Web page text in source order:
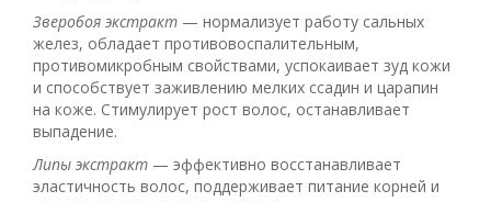
Зверобоя экстракт — нормализует работу сальных
желез, обладает противовоспалительным,
противомикробным свойствами, успокаивает зуд кожи
и способствует заживлению мелких ссадин и царапин
на коже. Стимулирует рост волос, останавливает
выпадение.
Липы экстракт — эффективно восстанавливает
эластичность волос, поддерживает питание корней и